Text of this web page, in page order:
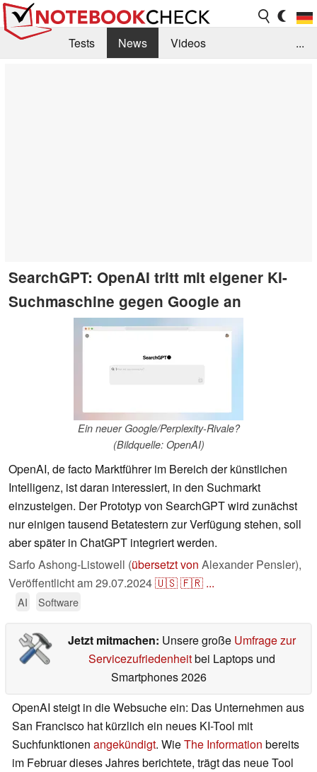
Tests News
Videos
...
SearchGPT: OpenAI tritt mit eigener KI-
Suchmaschine gegen Google an
Ein neuer Google/Perplexity-Rivale?
(Bildquelle: OpenAI)
OpenAI, de facto Marktführer im Bereich der künstlichen
Intelligenz, ist daran interessiert, in den Suchmarkt
einzusteigen. Der Prototyp von SearchGPT wird zunächst
nur einigen tausend Betatestern zur Verfügung stehen, soll
aber später in ChatGPT integriert werden.
Sarfo Ashong-Listowell (übersetzt von Alexander Pensler),
Veröffentlicht am29.07.2024🇺🇸🇫🇷 ...
AI Software
Jetzt mitmachen: Unsere große Umfrage zur
Servicezufriedenheitbei Laptops und
Smartphones 2026
OpenAI steigt in die Websuche ein: Das Unternehmen aus
San Francisco hat kürzlich ein neues KI-Tool mit
Suchfunktionen angekündigt. WieThe Information bereits
im Februar dieses Jahres berichtete, trägt das neue Tool